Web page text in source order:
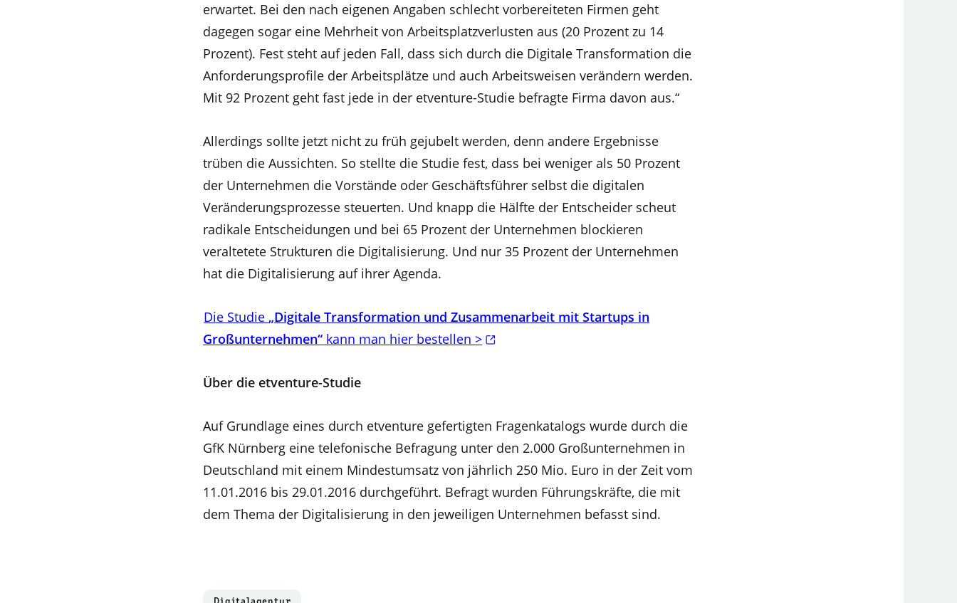
erwartet. Bei den nach eigenen Angaben schlecht vorbereiteten Firmen geht
dagegen sogar eine Mehrheit von Arbeitsplatzverlusten aus (20 Prozent zu 14
Prozent). Fest steht auf jeden Fall, dass sich durch die Digitale Transformation die
Anforderungsprofile der Arbeitsplätze und auch Arbeitsweisen verändern werden.
Mit 92 Prozent geht fast jede in der etventure-Studie befragte Firma davon aus.“
Allerdings sollte jetzt nicht zu früh gejubelt werden, denn andere Ergebnisse
trüben die Aussichten. So stellte die Studie fest, dass bei weniger als 50 Prozent
der Unternehmen die Vorstände oder Geschäftsführer selbst die digitalen
Veränderungsprozesse steuerten. Und knapp die Hälfte der Entscheider scheut
radikale Entscheidungen und bei 65 Prozent der Unternehmen blockieren
veraltetete Strukturen die Digitalisierung. Und nur 35 Prozent der Unternehmen
hat die Digitalisierung auf ihrer Agenda.
Die Studie „Digitale Transformation und Zusammenarbeit mit Startups in
Großunternehmen“ kann man hier bestellen >
Über die etventure-Studie
Auf Grundlage eines durch etventure gefertigten Fragenkatalogs wurde durch die
GfK Nürnberg eine telefonische Befragung unter den 2.000 Großunternehmen in
Deutschland mit einem Mindestumsatz von jährlich 250 Mio. Euro in der Zeit vom
11.01.2016 bis 29.01.2016 durchgeführt. Befragt wurden Führungskräfte, die mit
dem Thema der Digitalisierung in den jeweiligen Unternehmen befasst sind.